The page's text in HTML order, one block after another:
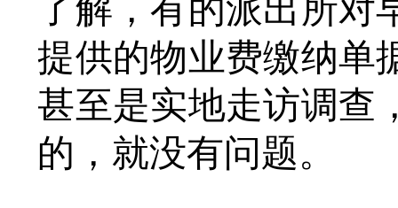
了解，有的派出所对
提供的物业费缴纳单
甚至是实地走访调查
的，就没有问题。